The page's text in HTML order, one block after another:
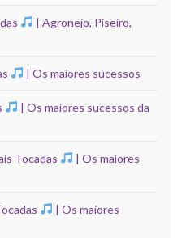
| Agronejo, Piseiro,
| Os maiores sucessos
| Os maiores sucessos da
Tocadas
| Os maiores
| Os maiores